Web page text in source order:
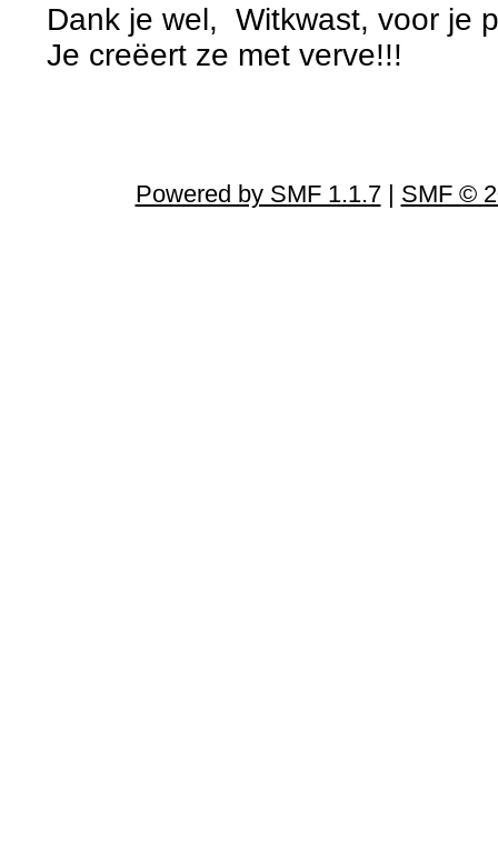
Dank je wel, Witkwast, voor je
Je creëert ze met verve!!!
Powered by SMF 1.1.7| SMF ©